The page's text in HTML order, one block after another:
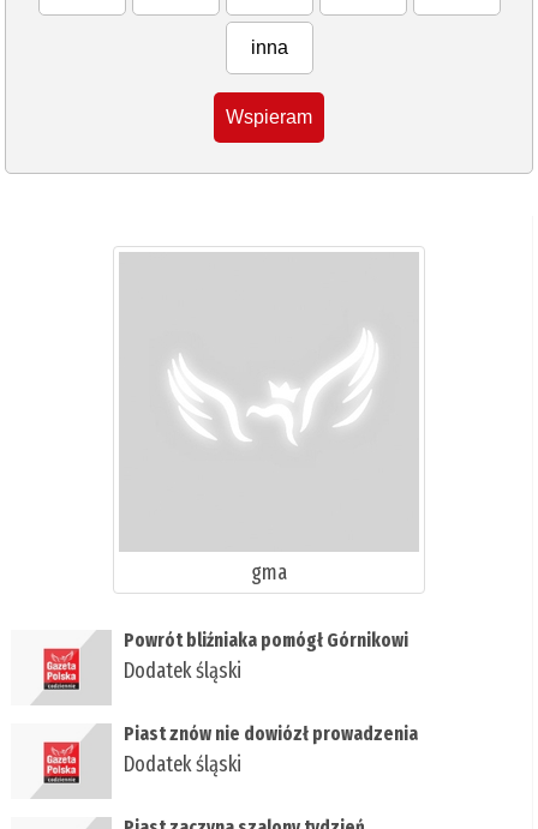
inna
Wspieram
gma
Powrót bliźniaka pomógł Górnikowi
Dodatek śląski
Piast znów nie dowiózł prowadzenia
Dodatek śląski